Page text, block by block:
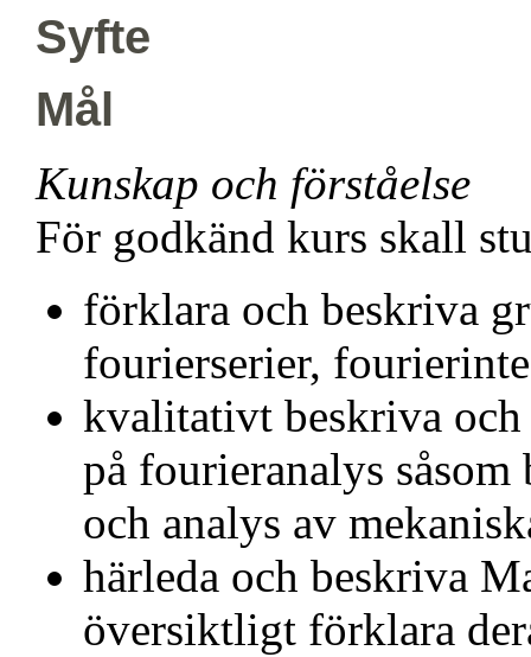
Syfte
Mål
Kunskap och förståelse
För godkänd kurs skall
förklara och beskriva
fourierserier,
kvalitativt beskriva
på fourieranalys
och analys av
härleda och beskriva
översiktligt förklara